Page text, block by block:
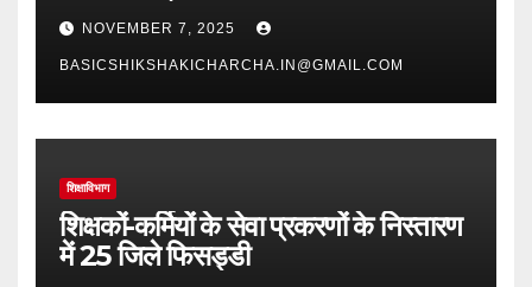
NOVEMBER 7, 2025
BASICSHIKSHAKICHARCHA.IN@GMAIL.COM
शिक्षाविभाग
शिक्षकों-कर्मियों के सेवा प्रकरणों के निस्तारण
में 25 जिले फिसड्डी